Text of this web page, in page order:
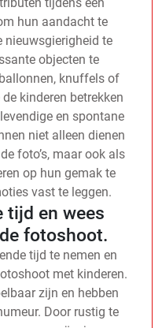
hun aandacht te
nieuwsgierigheid te
objecten te
knuffels of
kinderen betrekken
en spontane
niet alleen dienen
foto’s, maar ook als
op hun gemak te
vast te leggen.
tijd en wees
fotoshoot.
tijd te nemen en
met kinderen.
zijn en hebben
Door rustig te